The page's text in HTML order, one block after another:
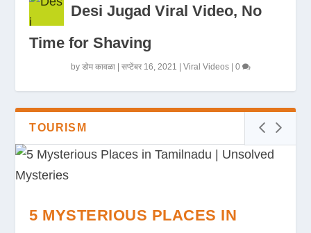
Desi Jugad Viral Video, No
Time for Shaving
byडोम कावळा |सप्टेंबर 16, 2021 |Viral Videos |0
TOURISM
5 MYSTERIOUS PLACES IN